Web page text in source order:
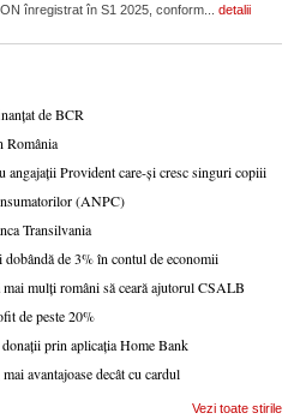
înregistrat în S1 2025, conform... detalii
de BCR
România
angajații Provident care-și cresc singuri copiii
(ANPC)
Transilvania
de 3% în contul de economii
mulți români să ceară ajutorul CSALB
de peste 20%
prin aplicația Home Bank
avantajoase decât cu cardul
Vezi toate stirile